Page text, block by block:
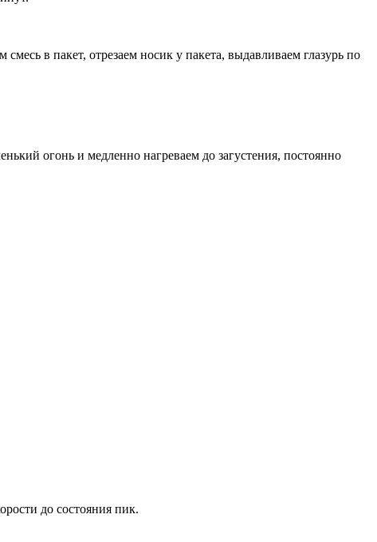
в пакет, отрезаем носик у пакета, выдавливаем глазурь по
огонь и медленно нагреваем до загустения, постоянно
до состояния пик.